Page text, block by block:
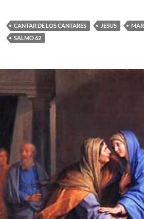
CANTAR DE LOS CANTARES JESUS
SALMO 62